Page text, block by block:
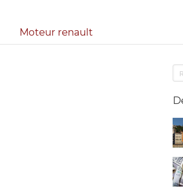
Moteur renault